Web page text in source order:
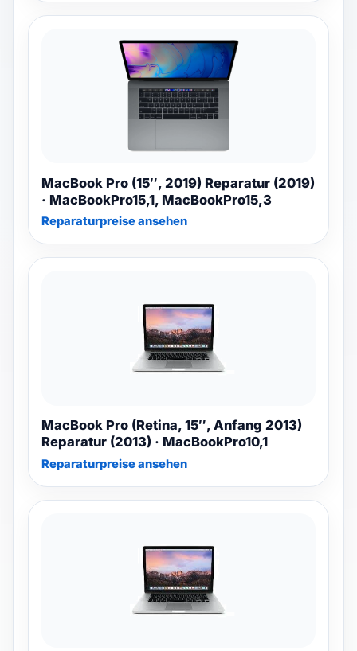
MacBook Pro (15″, 2019) Reparatur (2019)
· MacBookPro15,1, MacBookPro15,3
Reparaturpreise ansehen
MacBook Pro (Retina, 15″, Anfang 2013)
Reparatur (2013) · MacBookPro10,1
Reparaturpreise ansehen